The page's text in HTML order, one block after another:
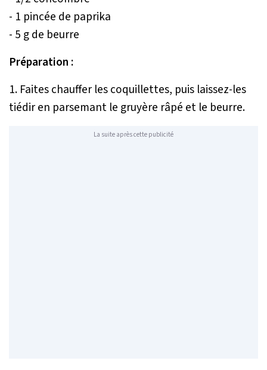
- 1 pincée de paprika
- 5 g de beurre
Préparation :
1. Faites chauffer les coquillettes, puis laissez-les
tiédir en parsemant le gruyère râpé et le beurre.
La suite après cette publicité